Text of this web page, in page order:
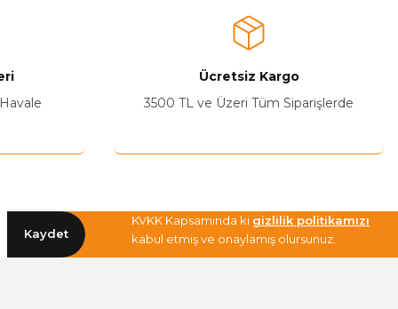
Ücretsiz Kargo
3500 TL ve Üzeri Tüm Siparişlerde
Kaydet
KVKK Kapsamında ki gizlilik politikamızı
kabul etmiş ve onaylamış olursunuz.